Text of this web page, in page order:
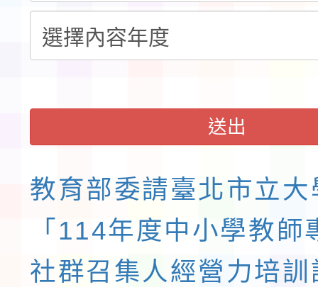
會」之「藝術教育日」
送出
教育部委請臺北市立大
「114年度中小學教師
社群召集人經營力培